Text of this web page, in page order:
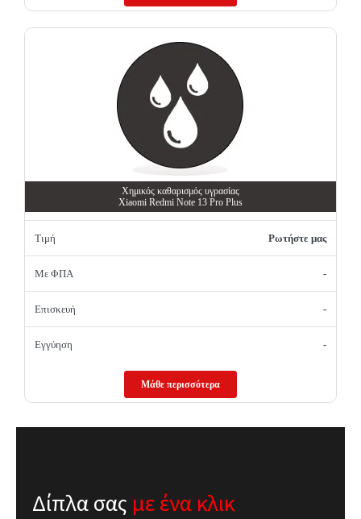
Χημικός καθαρισμός υγρασίας
Xiaomi Redmi Note 13 Pro Plus
Τιμή Ρωτήστε μας
Με ΦΠΑ -
Επισκευή -
Εγγύηση -
Μάθε περισσότερα
Δίπλα σας με ένα κλικ